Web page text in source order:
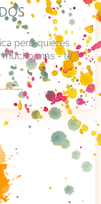
pero quieres
más - te